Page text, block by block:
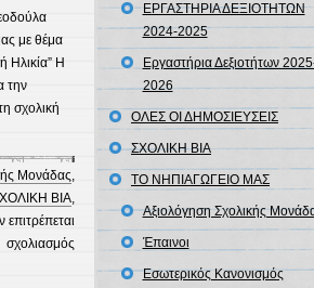
Σεβασμού
Περιβάλλον
με θέμα
Ηλικία” Η
την
σχολική
Μονάδας,
ΒΙΑ,
επιτρέπεται
σχολιασμόςστο
ΕΥΧΑΡΙΣΤΗΡΙΟ
ΕΡΓΑΣΤΗΡΙΑ ΔΕΞΙΟΤΗΤΩΝ
2024-2025
Εργαστήρια Δεξιοτήτων
2026
ΟΛΕΣ ΟΙ ΔΗΜΟΣΙΕΥΣΕΙΣ
ΣΧΟΛΙΚΗ ΒΙΑ
ΤΟ ΝΗΠΙΑΓΩΓΕΙΟ ΜΑΣ
Αξιολόγηση Σχολικής
Έπαινοι
Εσωτερικός Κανονισμός